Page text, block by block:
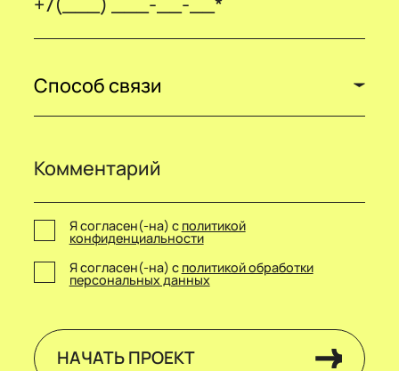
Способ связи
Я согласен(-на) с политикой
конфиденциальности
Я согласен(-на) с политикой обработки
персональных данных
НАЧАТЬ ПРОЕКТ